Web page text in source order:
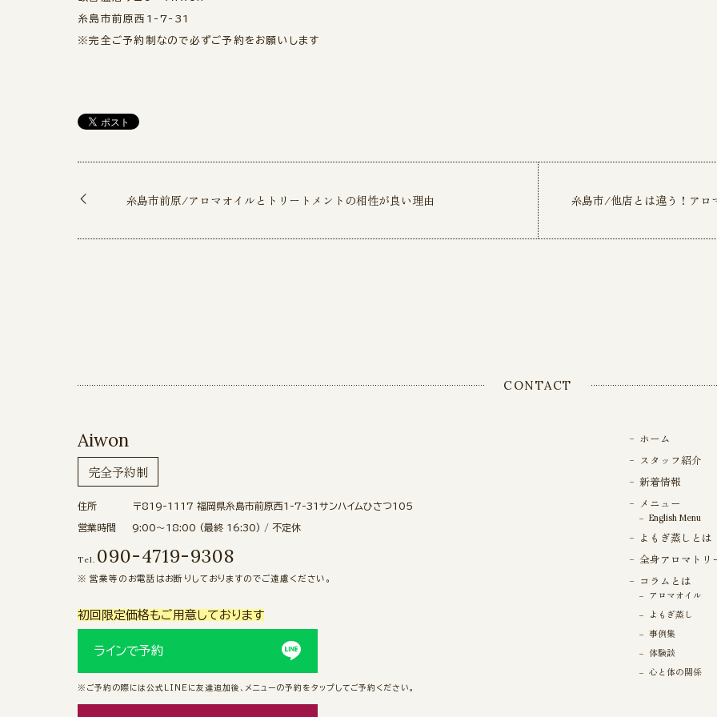
糸島市前原西1-7-31
※完全ご予約制なので必ずご予約をお願いします
糸島市前原/アロマオイルとトリートメントの相性が良い理由 糸島市/他店とは違う！アロ
CONTACT
Aiwon
完全予約制
住所 〒819-1117 福岡県糸島市前原西1-7-31サンハイムひさつ105
営業時間 9:00〜18:00 (最終 16:30) / 不定休
Tel. 090-4719-9308
営業等のお電話はお断りしておりますのでご遠慮ください。
初回限定価格もご用意しております
ラインで予約
※ご予約の際には公式LINEに友達追加後、メニューの予約をタップしてご予約ください。
ホーム
スタッフ紹介
新着情報
メニュー
English Menu
よもぎ蒸しとは
全身アロマトリ
コラムとは
アロマオイル
よもぎ蒸し
事例集
体験談
心と体の関係